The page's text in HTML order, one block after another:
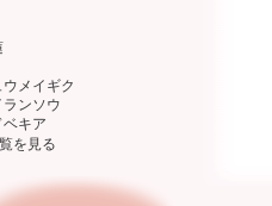
ウメイギク
ランソウ
ベキア
を見る